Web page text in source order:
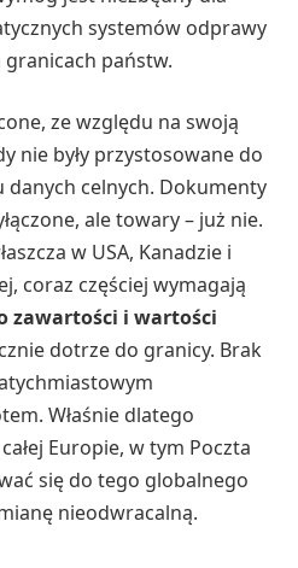
systemów odprawy
granicach państw.
ze względu na swoją
nie były przystosowane do
celnych. Dokumenty
ale towary – już nie.
w USA, Kanadzie i
coraz częściej wymagają
zawartości i wartości
dotrze do granicy. Brak
Właśnie dlatego
Europie, w tym Poczta
się do tego globalnego
nieodwracalną.